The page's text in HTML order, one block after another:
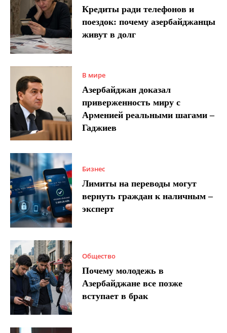
Кредиты ради телефонов и
поездок: почему азербайджанцы
живут в долг
В мире
Азербайджан доказал
приверженность миру с
Арменией реальными шагами –
Гаджиев
Бизнес
Лимиты на переводы могут
вернуть граждан к наличным –
эксперт
Общество
Почему молодежь в
Азербайджане все позже
вступает в брак